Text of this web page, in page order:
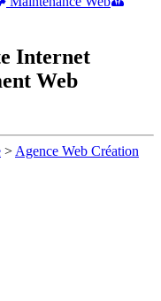
Internet
Web
> Agence Web Création